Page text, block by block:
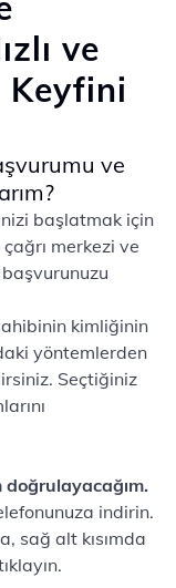
ve
ve
başlatmak için
merkezi ve
kimliğinin
yöntemlerden
Seçtiğiniz
doğrulayacağım.
indirin.
sağ alt kısımda